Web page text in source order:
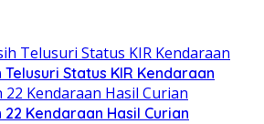
Status KIR Kendaraan
Kendaraan Hasil Curian